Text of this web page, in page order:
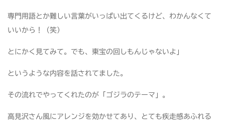
専門用語とか難しい言葉がいっぱい出てくるけど、わかんなくて
いいから！（笑）
とにかく見てみて。でも、東宝の回しもんじゃないよ」
というような内容を話されてました。
その流れでやってくれたのが「ゴジラのテーマ」。
高見沢さん風にアレンジを効かせてあり、とても疾走感あふれる